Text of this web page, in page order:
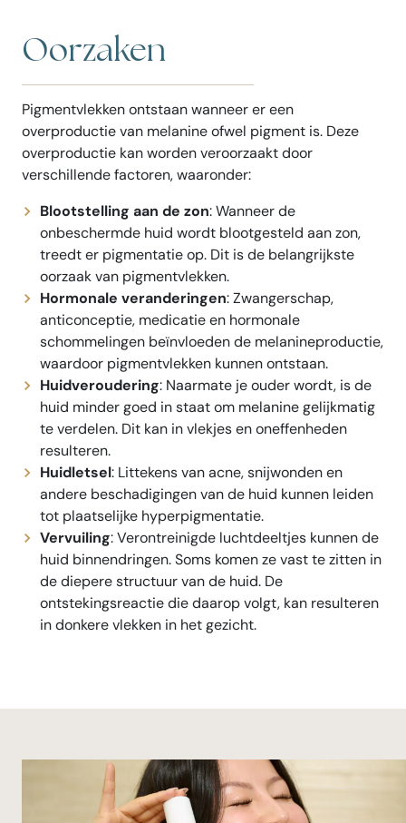
Oorzaken
Pigmentvlekken ontstaan wanneer er een
overproductie van melanine ofwel pigment is. Deze
overproductie kan worden veroorzaakt door
verschillende factoren, waaronder:
Blootstelling aan de zon: Wanneer de
onbeschermde huid wordt blootgesteld aan zon,
treedt er pigmentatie op. Dit is de belangrijkste
oorzaak van pigmentvlekken.
Hormonale veranderingen: Zwangerschap,
anticonceptie, medicatie en hormonale
schommelingen beïnvloeden de melanineproductie,
waardoor pigmentvlekken kunnen ontstaan.
Huidveroudering: Naarmate je ouder wordt, is de
huid minder goed in staat om melanine gelijkmatig
te verdelen. Dit kan in vlekjes en oneffenheden
resulteren.
Huidletsel: Littekens van acne, snijwonden en
andere beschadigingen van de huid kunnen leiden
tot plaatselijke hyperpigmentatie.
Vervuiling: Verontreinigde luchtdeeltjes kunnen de
huid binnendringen. Soms komen ze vast te zitten in
de diepere structuur van de huid. De
ontstekingsreactie die daarop volgt, kan resulteren
in donkere vlekken in het gezicht.